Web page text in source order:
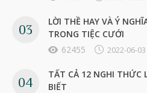
LỜI THỀ HAY VÀ Ý
TRONG TIỆC CƯỚI
62455
2022-06-03
TẤT CẢ 12 NGHI THỨC
BIẾT